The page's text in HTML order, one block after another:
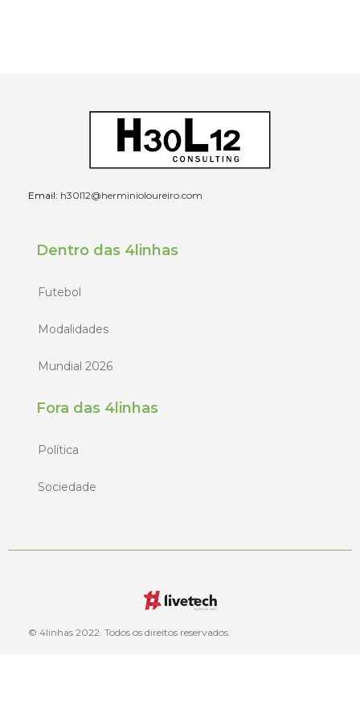
Email: h30l12@herminioloureiro.com
Dentro das 4linhas
Futebol
Modalidades
Mundial 2026
Fora das 4linhas
Política
Sociedade
© 4linhas 2022. Todos os direitos reservados.